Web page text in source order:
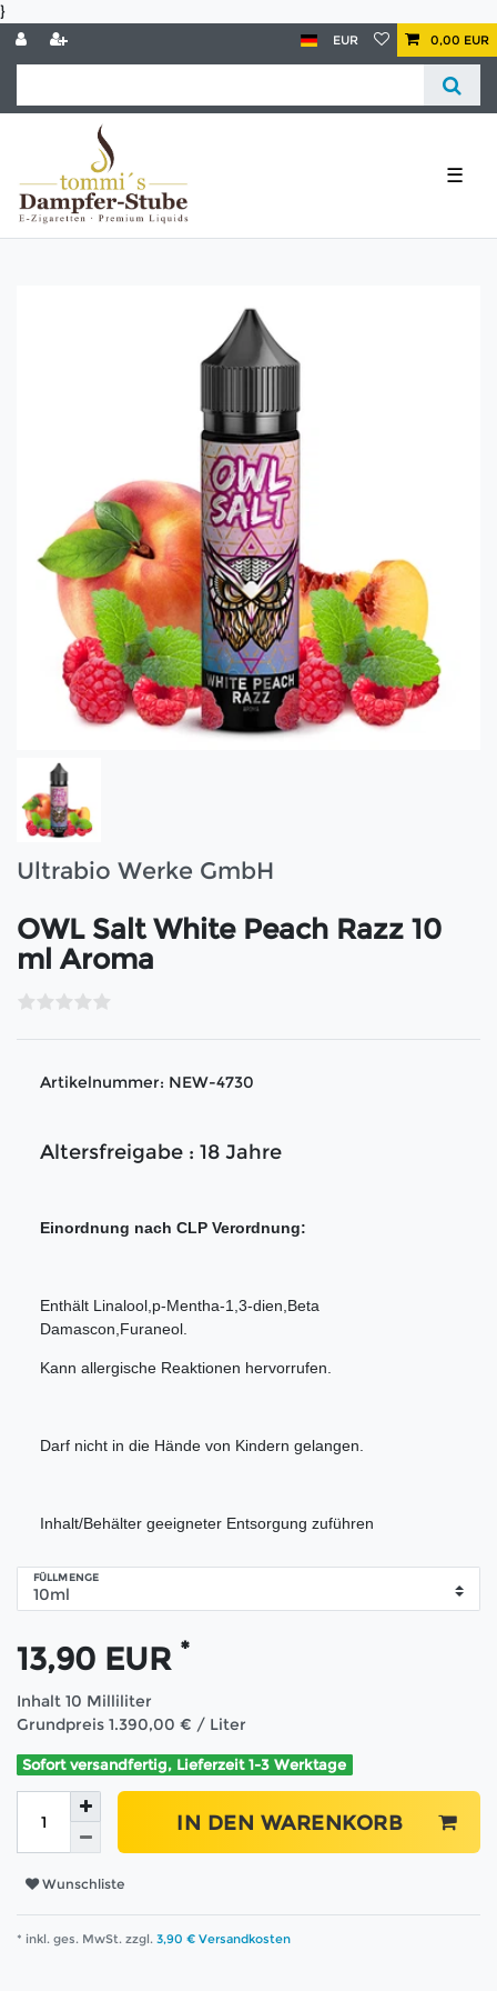
}
EUR 0,00 EUR
☰
Ultrabio Werke GmbH
OWL Salt White Peach Razz 10
ml Aroma
Artikelnummer: NEW-4730
Altersfreigabe : 18 Jahre
Einordnung nach CLP Verordnung:
Enthält Linalool,p-Mentha-1,3-dien,Beta
Damascon,Furaneol.
Kann allergische Reaktionen hervorrufen.
Darf nicht in die Hände von Kindern gelangen.
Inhalt/Behälter geeigneter Entsorgung zuführen
FÜLLMENGE
13,90 EUR *
Inhalt 10 Milliliter
Grundpreis 1.390,00 € / Liter
Sofort versandfertig, Lieferzeit 1-3 Werktage
IN DEN WARENKORB
Wunschliste
* inkl. ges. MwSt. zzgl. 3,90 € Versandkosten